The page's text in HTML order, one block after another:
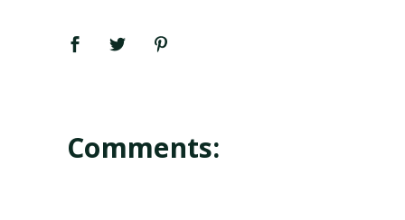
Comments: